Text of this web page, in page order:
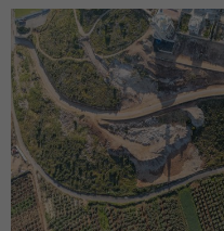
באתר
עשויות
להיעלם.
שיווקי
על ידי
שיתוף
תחומי
העניין